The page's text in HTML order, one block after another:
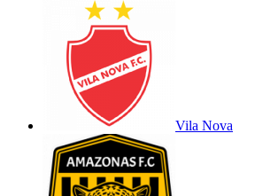
Vila Nova